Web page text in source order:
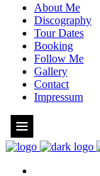
About Me
Discography
Tour Dates
Booking
Follow Me
Gallery
Contact
Impressum